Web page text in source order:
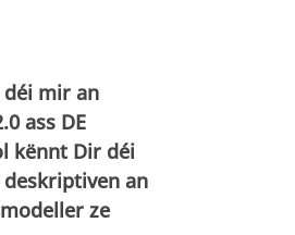
déi mir an
ass DE
kënnt Dir déi
an
ze